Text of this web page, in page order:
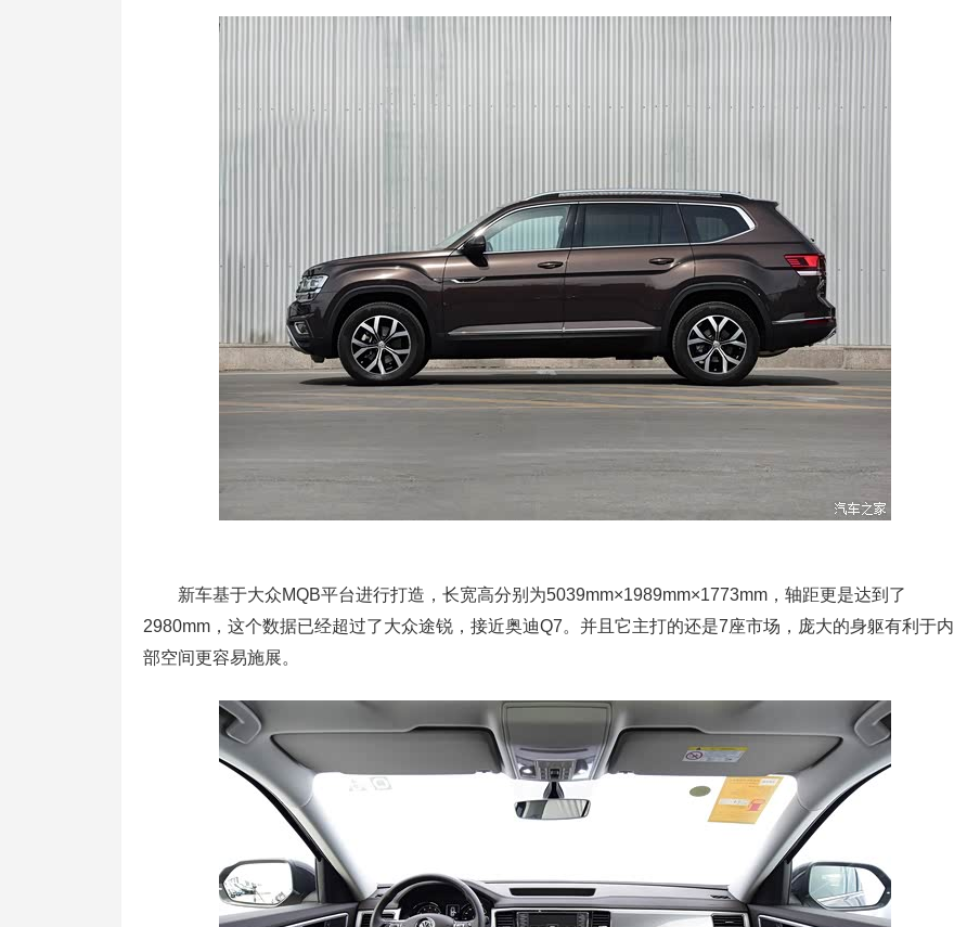
新车基于大众MQB平台进行打造，长宽高分别为5039mm×1989mm×1773mm，轴距更是达到了
2980mm，这个数据已经超过了大众途锐，接近奥迪Q7。并且它主打的还是7座市场，庞大的身躯有利于内
部空间更容易施展。